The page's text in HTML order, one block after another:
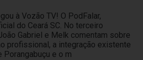
à Vozão TV! O PodFalar,
do Ceará SC. No terceiro
Gabriel e Melk comentam sobre
profissional, a integração existente
Porangabuçu e o m